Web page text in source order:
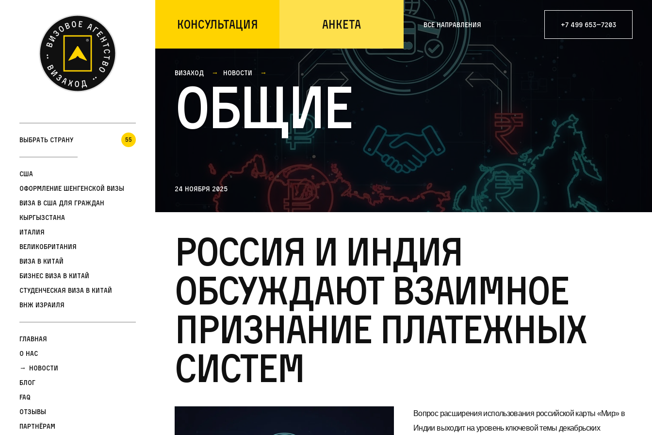
Консультация Анкета Все направления +7 499 653—7203
Выбрать страну 55
США
Оформление шенгенской визы
Виза в США для граждан
Кыргызстана
Италия
Великобритания
Виза в Китай
Бизнес виза в Китай
Студенческая виза в Китай
ВНЖ Израиля
Главная
О нас
Новости
Блог
FAQ
Отзывы
Партнёрам
Визаход Новости
Общие
24 ноября 2025
Россия и Индия
обсуждают взаимное
признание платежных
систем
Вопрос расширения использования российской карты «Мир» в
Индии выходит на уровень ключевой темы декабрьских